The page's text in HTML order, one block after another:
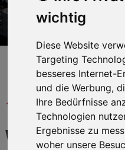
wichtig
Diese Website
Targeting
besseres Internet-
und die Werbung,
Ihre Bedürfnisse
Technologien
Ergebnisse zu
woher unsere
Home
← Zurück zum Hersteller
WIR